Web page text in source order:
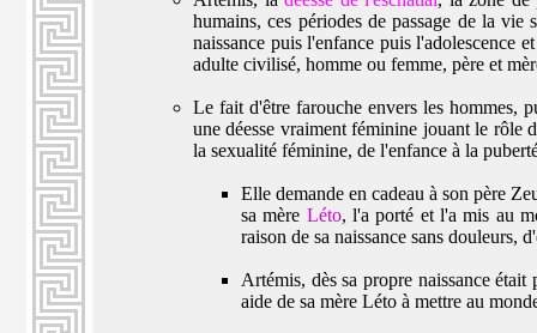
humains, ces périodes de passage de la
naissance puis l'enfance puis l'adolescence
adulte civilisé, homme ou femme, père et
Le fait d'être farouche envers les hommes,
une déesse vraiment féminine jouant le rôle
la sexualité féminine, de l'enfance à la
Elle demande en cadeau à son père
sa mère Léto, l'a porté et l'a mis au
raison de sa naissance sans douleurs,
Artémis, dès sa propre naissance
aide de sa mère Léto à mettre au